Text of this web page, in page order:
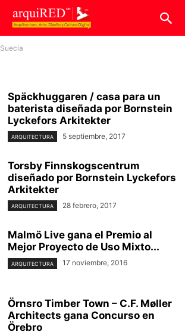
Suecia
Späckhuggaren / casa para un
baterista diseñada por Bornstein
Lyckefors Arkitekter
ARQUITECTURA 5 septiembre, 2017
Torsby Finnskogscentrum
diseñado por Bornstein Lyckefors
Arkitekter
ARQUITECTURA 28 febrero, 2017
Malmö Live gana el Premio al
Mejor Proyecto de Uso Mixto...
ARQUITECTURA 17 noviembre, 2016
Örnsro Timber Town – C.F. Møller
Architects gana Concurso en
Örebro